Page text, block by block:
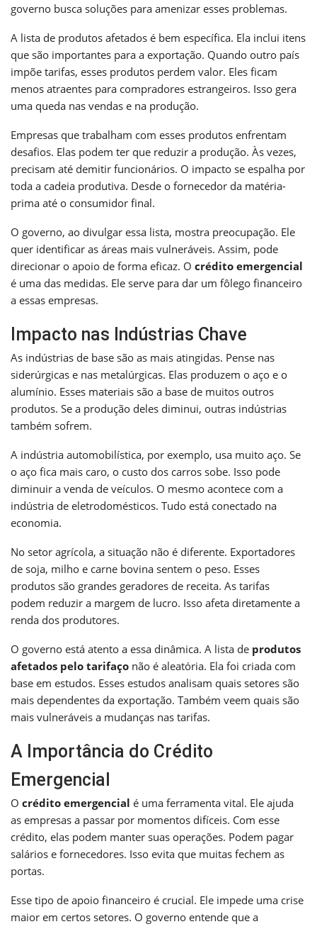
governo busca soluções para amenizar esses problemas.
A lista de produtos afetados é bem específica. Ela inclui itens
que são importantes para a exportação. Quando outro país
impõe tarifas, esses produtos perdem valor. Eles ficam
menos atraentes para compradores estrangeiros. Isso gera
uma queda nas vendas e na produção.
Empresas que trabalham com esses produtos enfrentam
desafios. Elas podem ter que reduzir a produção. Às vezes,
precisam até demitir funcionários. O impacto se espalha por
toda a cadeia produtiva. Desde o fornecedor da matéria-
prima até o consumidor final.
O governo, ao divulgar essa lista, mostra preocupação. Ele
quer identificar as áreas mais vulneráveis. Assim, pode
direcionar o apoio de forma eficaz. O crédito emergencial
é uma das medidas. Ele serve para dar um fôlego financeiro
a essas empresas.
Impacto nas Indústrias Chave
As indústrias de base são as mais atingidas. Pense nas
siderúrgicas e nas metalúrgicas. Elas produzem o aço e o
alumínio. Esses materiais são a base de muitos outros
produtos. Se a produção deles diminui, outras indústrias
também sofrem.
A indústria automobilística, por exemplo, usa muito aço. Se
o aço fica mais caro, o custo dos carros sobe. Isso pode
diminuir a venda de veículos. O mesmo acontece com a
indústria de eletrodomésticos. Tudo está conectado na
economia.
No setor agrícola, a situação não é diferente. Exportadores
de soja, milho e carne bovina sentem o peso. Esses
produtos são grandes geradores de receita. As tarifas
podem reduzir a margem de lucro. Isso afeta diretamente a
renda dos produtores.
O governo está atento a essa dinâmica. A lista de produtos
afetados pelo tarifaço não é aleatória. Ela foi criada com
base em estudos. Esses estudos analisam quais setores são
mais dependentes da exportação. Também veem quais são
mais vulneráveis a mudanças nas tarifas.
A Importância do Crédito
Emergencial
O crédito emergencial é uma ferramenta vital. Ele ajuda
as empresas a passar por momentos difíceis. Com esse
crédito, elas podem manter suas operações. Podem pagar
salários e fornecedores. Isso evita que muitas fechem as
portas.
Esse tipo de apoio financeiro é crucial. Ele impede uma crise
maior em certos setores. O governo entende que a